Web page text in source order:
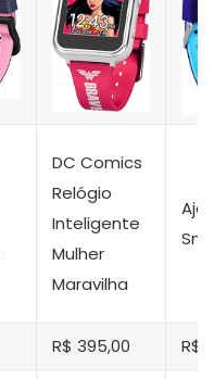
DC Comics
Relógio
Inteligente
Mulher
Maravilha
R$ 395,00 R$